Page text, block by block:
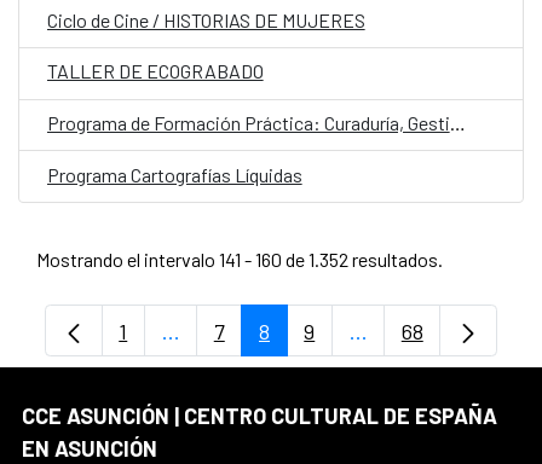
Ciclo de Cine / HISTORIAS DE MUJERES
TALLER DE ECOGRABADO
Programa de Formación Práctica: Curaduría, Gestión de Exposiciones y Espacios Expositivos
Programa Cartografías Líquidas
Mostrando el intervalo 141 - 160 de 1.352 resultados.
Página
1 ...Páginas intermedias Use TAB para
Página
7 Página
8 Página
9 ...PáginasPágina
68
CCE ASUNCIÓN | CENTRO CULTURAL DE ESPAÑA
EN ASUNCIÓN